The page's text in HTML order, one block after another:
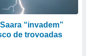
“invadem”
de trovoadas